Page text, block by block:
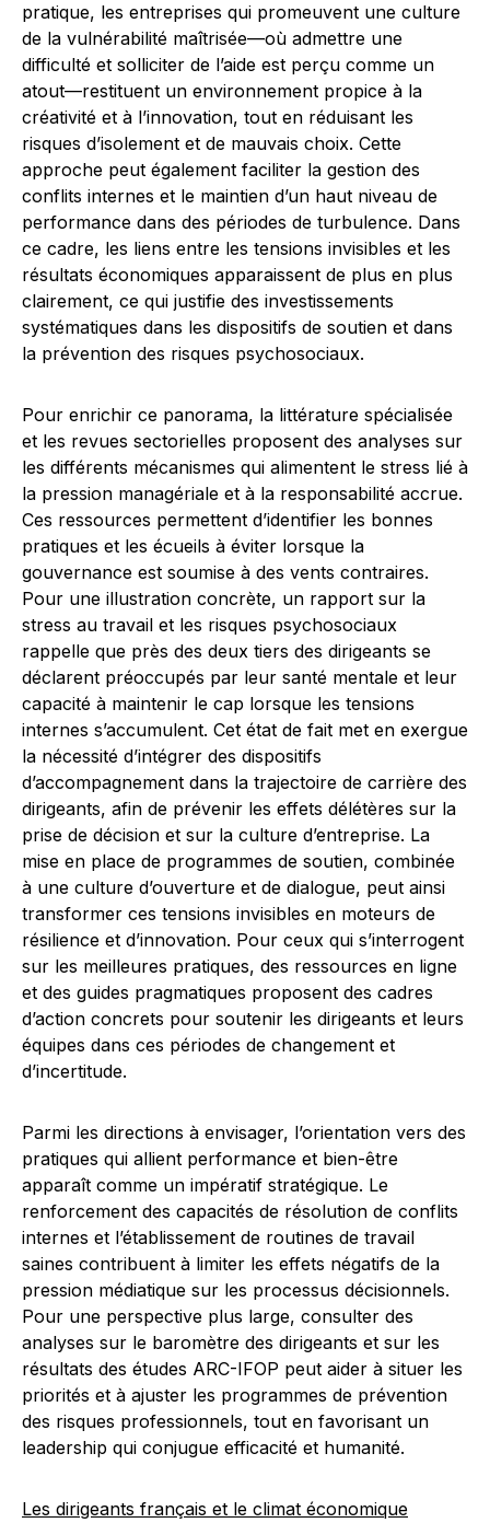
pratique, les entreprises qui promeuvent une culture
de la vulnérabilité maîtrisée—où admettre une
difficulté et solliciter de l’aide est perçu comme un
atout—restituent un environnement propice à la
créativité et à l’innovation, tout en réduisant les
risques d’isolement et de mauvais choix. Cette
approche peut également faciliter la gestion des
conflits internes et le maintien d’un haut niveau de
performance dans des périodes de turbulence. Dans
ce cadre, les liens entre les tensions invisibles et les
résultats économiques apparaissent de plus en plus
clairement, ce qui justifie des investissements
systématiques dans les dispositifs de soutien et dans
la prévention des risques psychosociaux.
Pour enrichir ce panorama, la littérature spécialisée
et les revues sectorielles proposent des analyses sur
les différents mécanismes qui alimentent le stress lié à
la pression managériale et à la responsabilité accrue.
Ces ressources permettent d’identifier les bonnes
pratiques et les écueils à éviter lorsque la
gouvernance est soumise à des vents contraires.
Pour une illustration concrète, un rapport sur la
stress au travail et les risques psychosociaux
rappelle que près des deux tiers des dirigeants se
déclarent préoccupés par leur santé mentale et leur
capacité à maintenir le cap lorsque les tensions
internes s’accumulent. Cet état de fait met en exergue
la nécessité d’intégrer des dispositifs
d’accompagnement dans la trajectoire de carrière des
dirigeants, afin de prévenir les effets délétères sur la
prise de décision et sur la culture d’entreprise. La
mise en place de programmes de soutien, combinée
à une culture d’ouverture et de dialogue, peut ainsi
transformer ces tensions invisibles en moteurs de
résilience et d’innovation. Pour ceux qui s’interrogent
sur les meilleures pratiques, des ressources en ligne
et des guides pragmatiques proposent des cadres
d’action concrets pour soutenir les dirigeants et leurs
équipes dans ces périodes de changement et
d’incertitude.
Parmi les directions à envisager, l’orientation vers des
pratiques qui allient performance et bien-être
apparaît comme un impératif stratégique. Le
renforcement des capacités de résolution de conflits
internes et l’établissement de routines de travail
saines contribuent à limiter les effets négatifs de la
pression médiatique sur les processus décisionnels.
Pour une perspective plus large, consulter des
analyses sur le baromètre des dirigeants et sur les
résultats des études ARC-IFOP peut aider à situer les
priorités et à ajuster les programmes de prévention
des risques professionnels, tout en favorisant un
leadership qui conjugue efficacité et humanité.
Les dirigeants français et le climat économique